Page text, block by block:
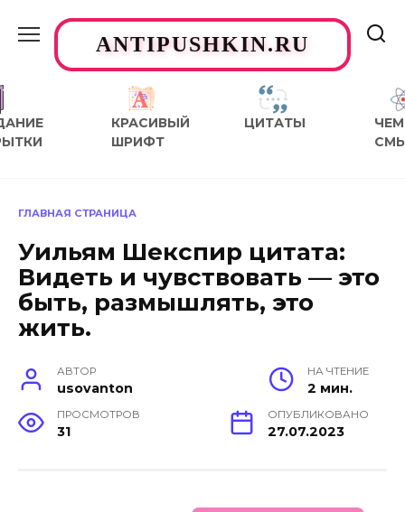
содержаниюANTIPUSHKIN.RU
КРАСИВЫЙ
ШРИФТ
ЦИТАТЫ
ЧЕМ
ГЛАВНАЯ СТРАНИЦА
Уильям Шекспир цитата:
Видеть и чувствовать — это
быть, размышлять, это
жить.
АВТОР
usovanton
НА ЧТЕНИЕ
2 мин.
ПРОСМОТРОВ
31
ОПУБЛИКОВАНО
27.07.2023